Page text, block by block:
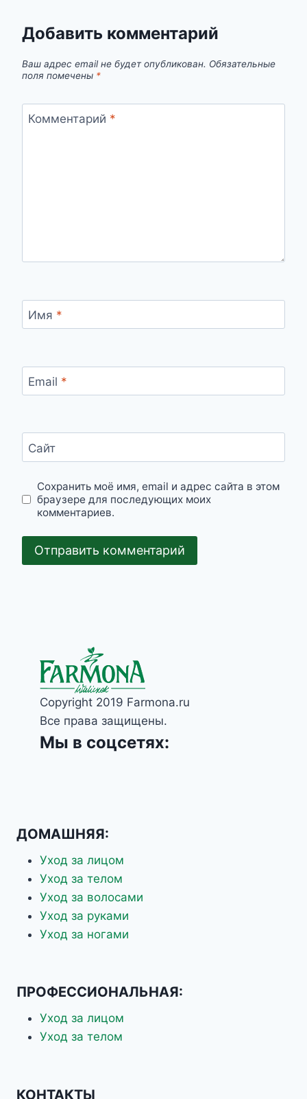
Добавить комментарий
Ваш адрес email не будет опубликован. Обязательные
поля помечены *
Комментарий *
Имя *
Email *
Сайт
Сохранить моё имя, email и адрес сайта в этом
браузере для последующих моих
комментариев.
Copyright 2019 Farmona.ru
Все права защищены.
Мы в соцсетях:
ДОМАШНЯЯ:
Уход за лицом
Уход за телом
Уход за волосами
Уход за руками
Уход за ногами
ПРОФЕССИОНАЛЬНАЯ:
Уход за лицом
Уход за телом
КОНТАКТЫ